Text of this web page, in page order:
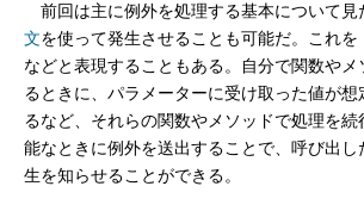
前回は主に例外を処理する基本について見
文を使って発生させることも可能だ。これを
などと表現することもある。自分で関数や
るときに、パラメーターに受け取った値が想
るなど、それらの関数やメソッドで処理を
能なときに例外を送出することで、呼び出し
生を知らせることができる。